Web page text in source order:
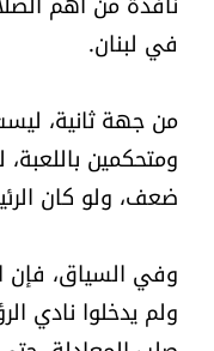
في لبنان.
من جهة ثانية،
ومتحكمين
ضعف، ولو كان
وفي السياق، فإن
ولم يدخلوا نادي